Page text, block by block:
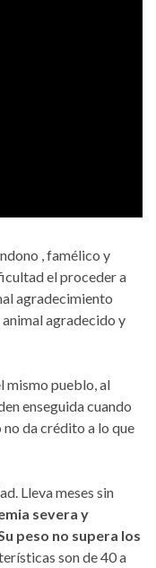
, famélico y
el proceder a
agradecimiento
animal agradecido y
mismo pueblo, al
enseguida cuando
da crédito a lo que
Lleva meses sin
severa y
peso no supera los
son de 40 a